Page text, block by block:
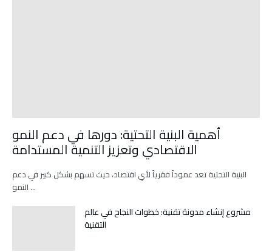
أهمية البنية التحتية: دورها في دعم النمو
الاقتصادي وتعزيز التنمية المستدامة
البنية التحتية تعد عموداً فقرياً لأي اقتصاد، حيث تسهم بشكل كبير في دعم
النمو …
مشروع إنشاء مدونة تقنية: خطوات النجاح في عالم
التقنية